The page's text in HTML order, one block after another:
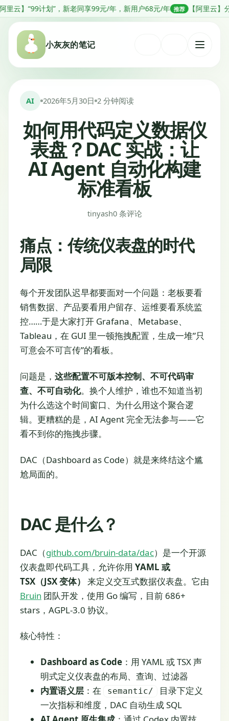
跳
转
划”，新老同享99元/年，新用户68元/年 推荐 【阿里云】分钟级部署
小灰灰的笔记
打
AI 2026年5月30日 2 分钟阅读
如何用代码定义数据仪
表盘？DAC 实战：让
AI Agent 自动化构建
标准看板
tinyash0 条评论
痛点：传统仪表盘的时代
局限
每个开发团队迟早都要面对一个问题：老板要看
销售数据、产品要看用户留存、运维要看系统监
控……于是大家打开 Grafana、Metabase、
Tableau，在 GUI 里一顿拖拽配置，生成一堆”只
可意会不可言传”的看板。
问题是， 这些配置不可版本控制、不可代码审
查、不可自动化。换个人维护，谁也不知道当初
为什么选这个时间窗口、为什么用这个聚合逻
辑。更糟糕的是，AI Agent 完全无法参与——它
看不到你的拖拽步骤。
DAC（Dashboard as Code）就是来终结这个尴
尬局面的。
DAC 是什么？
DAC（github.com/bruin-data/dac）是一个开源
仪表盘即代码工具，允许你用 YAML 或
TSX（JSX 变体）
来定义交互式数据仪表盘。它由
Bruin 团队开发，使用 Go 编写，目前 686+
stars，AGPL-3.0 协议。
核心特性：
Dashboard as Code ：用 YAML 或 TSX 声
明式定义仪表盘的布局、查询、过滤器
内置语义层 ：在 semantic/
目录下定义
一次指标和维度，DAC 自动生成 SQL